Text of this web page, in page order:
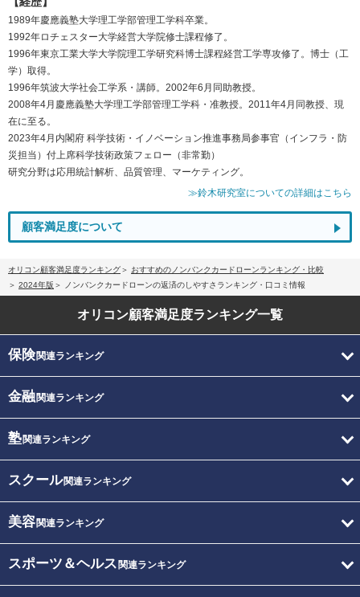
1989年慶應義塾大学理工学部管理工学科卒業。
1992年ロチェスター大学経営大学院修士課程修了。
1996年東京工業大学大学院理工学研究科博士課程経営工学専攻修了。博士（工
学）取得。
1996年筑波大学社会工学系・講師。2002年6月同助教授。
2008年4月慶應義塾大学理工学部管理工学科・准教授。2011年4月同教授、現
在に至る。
2023年4月内閣府 科学技術・イノベーション推進事務局参事官（インフラ・防
災担当）付上席科学技術政策フェロー（非常勤）
研究分野は応用統計解析、品質管理、マーケティング。
≫鈴木研究室についての詳細はこちら
顧客満足度について
オリコン顧客満足度ランキング
おすすめのノンバンクカードローンランキング・比較
2024年版
ノンバンクカードローンの返済のしやすさランキング・口コミ情報
オリコン顧客満足度ランキング一覧
保険関連ランキング
金融関連ランキング
塾関連ランキング
スクール関連ランキング
美容関連ランキング
スポーツ＆ヘルス 関連ランキング